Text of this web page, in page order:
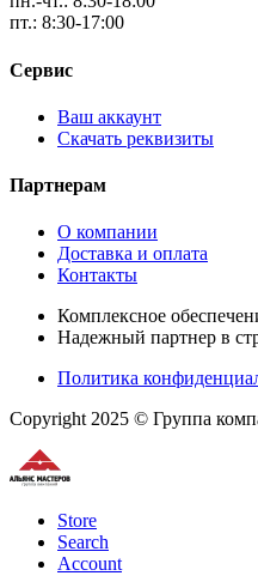
пт.: 8:30-17:00
Сервис
Ваш аккаунт
Скачать реквизиты
Партнерам
О компании
Доставка и оплата
Контакты
Комплексное
Надежный партнер в
Политика
Copyright 2025 © Группа
Store
Search
Account